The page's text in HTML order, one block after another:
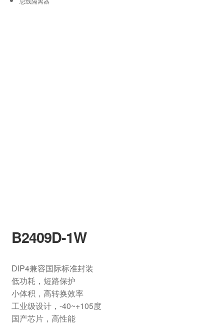
B2409D-1W
DIP4兼容国际标准封装
低功耗，短路保护
小体积，高转换效率
工业级设计，-40~+105度
国产芯片，高性能